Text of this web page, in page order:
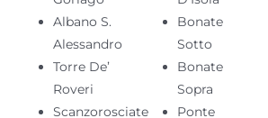
Albano S.
Alessandro
Torre De’
Roveri
Scanzorosciate
Bonate
Sotto
Bonate
Sopra
Ponte